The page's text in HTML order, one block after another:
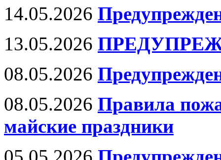
14.05.2026
13.05.2026
08.05.2026
08.05.2026 Правила
майские праздники